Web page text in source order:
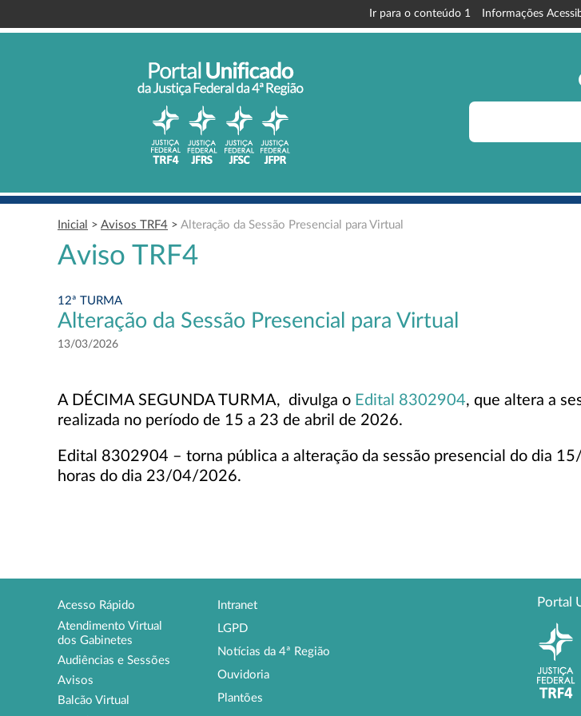
Ir para o conteúdo 1 Informações
Inicial > Avisos TRF4 > Alteração da Sessão Presencial para Virtual
Aviso TRF4
12ª TURMA
Alteração da Sessão Presencial para Virtual
13/03/2026
A DÉCIMA SEGUNDA TURMA, divulga o Edital 8302904, que altera a
realizada no período de 15 a 23 de abril de 2026.
Edital 8302904 – torna pública a alteração da sessão presencial do dia
horas do dia 23/04/2026.
Acesso Rápido
Atendimento Virtual
dos Gabinetes
Audiências e Sessões
Avisos
Balcão Virtual
Intranet
LGPD
Notícias da 4ª Região
Ouvidoria
Plantões
Portal